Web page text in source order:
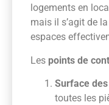
logements en
mais il s’agit de la
espaces
Les points de
Surface
toutes les